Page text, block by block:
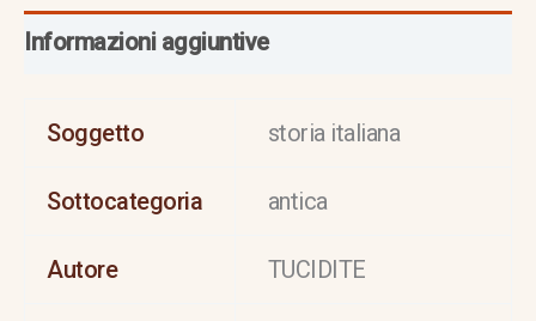
Informazioni aggiuntive
Soggetto storia italiana
Sottocategoria antica
Autore TUCIDITE